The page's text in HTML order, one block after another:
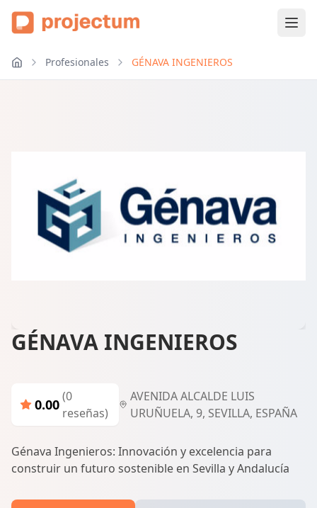
Profesionales GÉNAVA INGENIEROS
GÉNAVA INGENIEROS
0.00 (0
reseñas)
AVENIDA ALCALDE LUIS
URUÑUELA, 9, SEVILLA, ESPAÑA
Génava Ingenieros: Innovación y excelencia para
construir un futuro sostenible en Sevilla y Andalucía